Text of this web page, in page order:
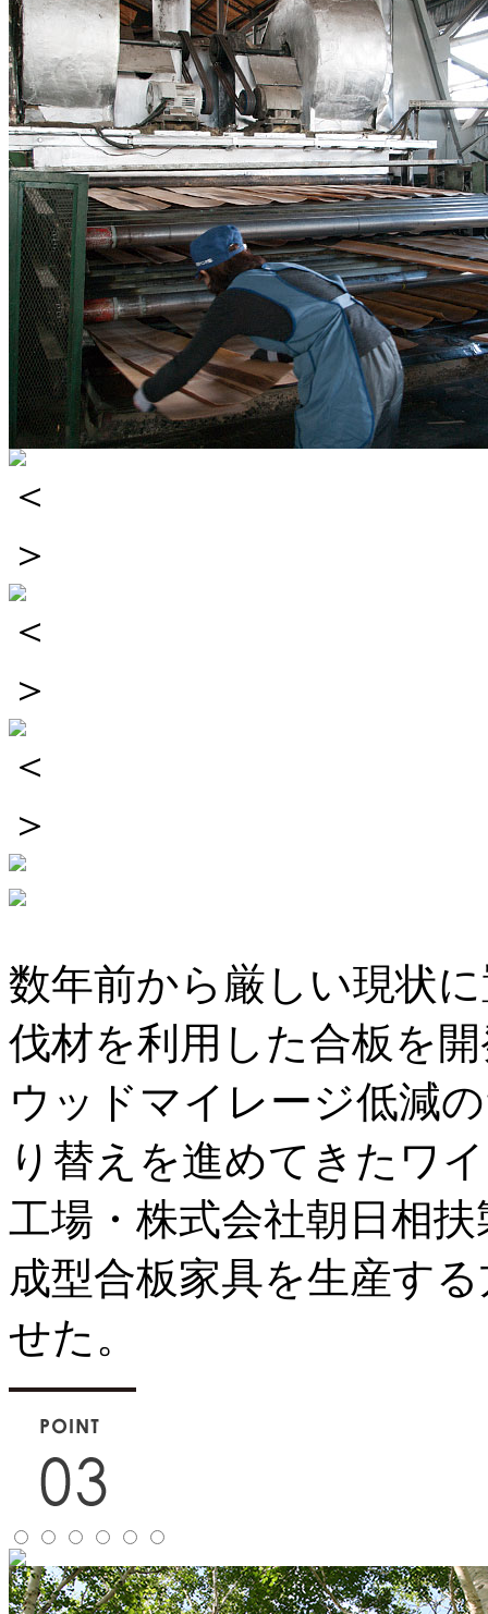
＜
＞
＜
＞
＜
＞
数年前から厳しい現状
伐材を利用した合板を
ウッドマイレージ低減
り替えを進めてきたワ
工場・株式会社朝日相
成型合板家具を生産す
せた。